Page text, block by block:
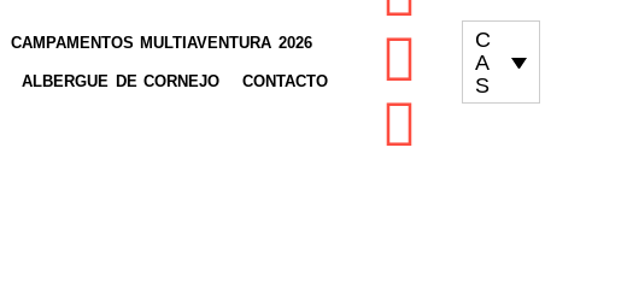
CAMPAMENTOS MULTIAVENTURA 2026
ALBERGUE DE CORNEJO CONTACTO
C
A
S